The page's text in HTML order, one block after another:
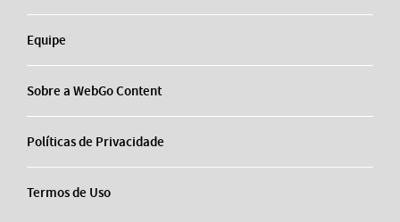
Equipe
Sobre a WebGo Content
Políticas de Privacidade
Termos de Uso